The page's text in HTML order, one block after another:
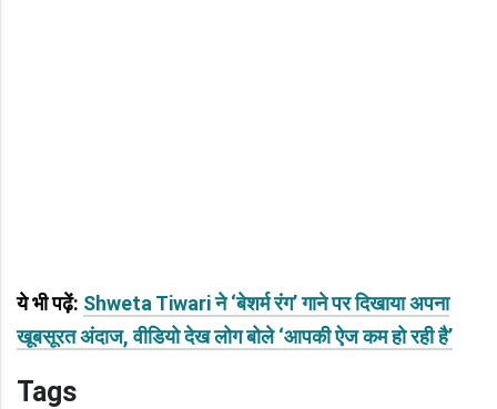
ये भी पढ़ें: Shweta Tiwari ने ‘बेशर्म रंग’ गाने पर दिखाया अपना
खूबसूरत अंदाज, वीडियो देख लोग बोले ‘आपकी ऐज कम हो रही है’
Tags